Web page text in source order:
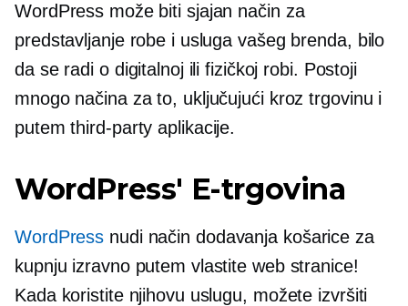
WordPress može biti sjajan način za
predstavljanje robe i usluga vašeg brenda, bilo
da se radi o digitalnoj ili fizičkoj robi. Postoji
mnogo načina za to, uključujući kroz trgovinu i
putemthird-party aplikacije.
WordPress' E-trgovina
WordPress nudi način dodavanja košarice za
kupnju izravno putem vlastite web stranice!
Kada koristite njihovu uslugu, možete izvršiti